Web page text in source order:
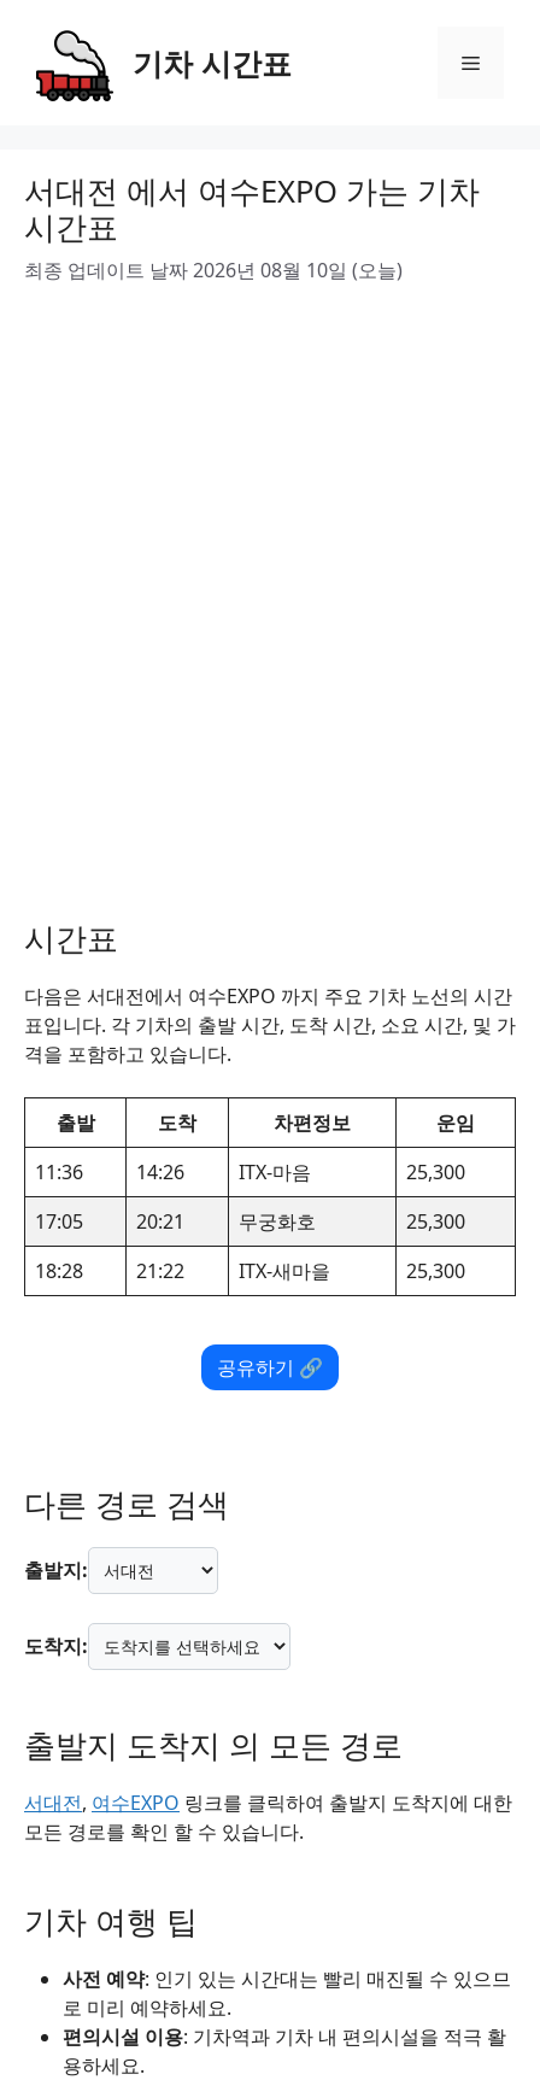
content
기차 시간표 Menu
서대전 에서 여수EXPO 가는 기차
시간표
최종 업데이트 날짜 2026년 08월 10일 (오늘)
시간표
다음은 서대전에서 여수EXPO 까지 주요 기차 노선의 시간
표입니다. 각 기차의 출발 시간, 도착 시간, 소요 시간, 및 가
격을 포함하고 있습니다.
출발 도착 차편정보
운임
11:36
14:26 ITX-마음
25,300
17:05
20:21 무궁화호
25,300
18:28
21:22 ITX-새마을 25,300
공유하기 🔗
다른 경로 검색
출발지:
도착지:
출발지 도착지 의 모든 경로
서대전, 여수EXPO 링크를 클릭하여 출발지 도착지에 대한
모든 경로를 확인 할 수 있습니다.
기차 여행 팁
사전 예약: 인기 있는 시간대는 빨리 매진될 수 있으므
로 미리 예약하세요.
편의시설 이용: 기차역과 기차 내 편의시설을 적극 활
용하세요.